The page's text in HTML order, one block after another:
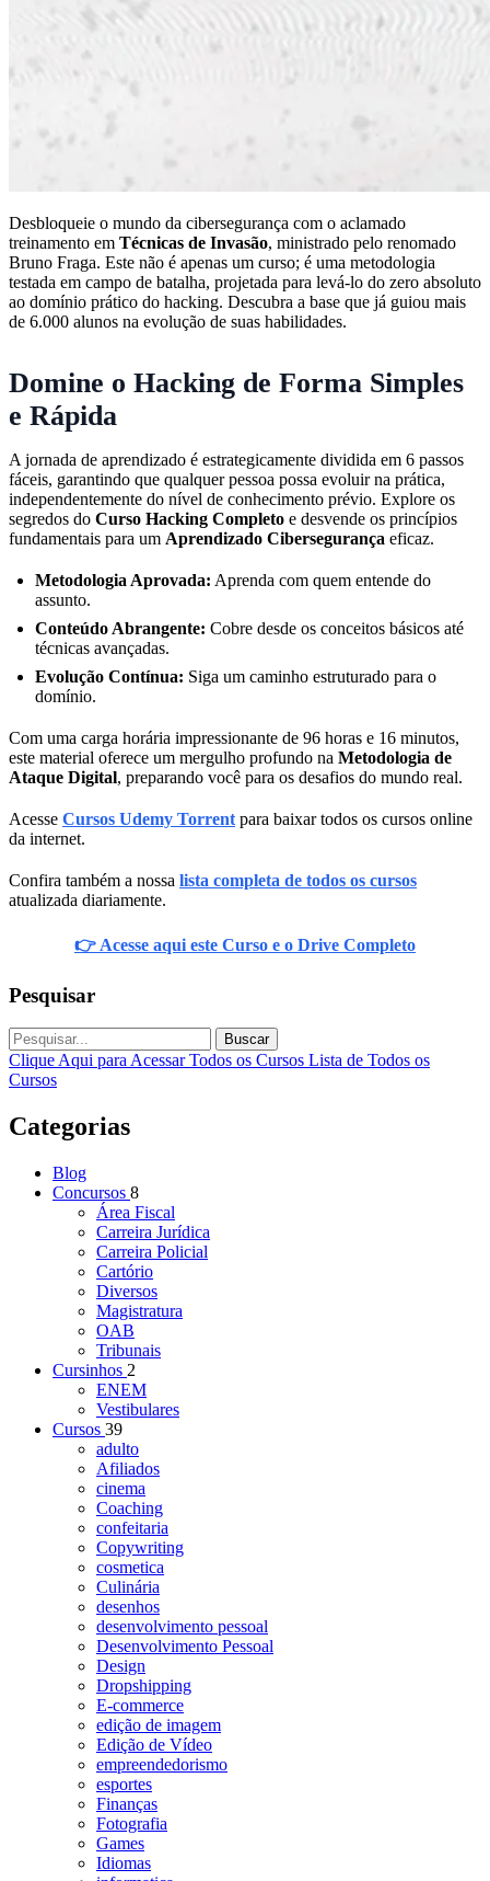
Desbloqueie o mundo da cibersegurança com o aclamado
treinamento em Técnicas de Invasão, ministrado pelo renomado
Bruno Fraga. Este não é apenas um curso; é uma metodologia
testada em campo de batalha, projetada para levá-lo do zero absoluto
ao domínio prático do hacking. Descubra a base que já guiou mais
de 6.000 alunos na evolução de suas habilidades.
Domine o Hacking de Forma Simples
e Rápida
A jornada de aprendizado é estrategicamente dividida em 6 passos
fáceis, garantindo que qualquer pessoa possa evoluir na prática,
independentemente do nível de conhecimento prévio. Explore os
segredos do Curso Hacking Completo e desvende os princípios
fundamentais para um Aprendizado Cibersegurança eficaz.
Metodologia Aprovada: Aprenda com quem entende do
assunto.
Conteúdo Abrangente: Cobre desde os conceitos básicos até
técnicas avançadas.
Evolução Contínua: Siga um caminho estruturado para o
domínio.
Com uma carga horária impressionante de 96 horas e 16 minutos,
este material oferece um mergulho profundo na Metodologia de
Ataque Digital, preparando você para os desafios do mundo real.
Acesse Cursos Udemy Torrent para baixar todos os cursos online
da internet.
Confira também a nossa lista completa de todos os cursos
atualizada diariamente.
👉 Acesse aqui este Curso e o Drive Completo
Pesquisar
Buscar
Clique Aqui para Acessar Todos os Cursos Lista de Todos os
Cursos
Categorias
Blog
Concursos 8
Área Fiscal
Carreira Jurídica
Carreira Policial
Cartório
Diversos
Magistratura
OAB
Tribunais
Cursinhos 2
ENEM
Vestibulares
Cursos 39
adulto
Afiliados
cinema
Coaching
confeitaria
Copywriting
cosmetica
Culinária
desenhos
desenvolvimento pessoal
Desenvolvimento Pessoal
Design
Dropshipping
E-commerce
edição de imagem
Edição de Vídeo
empreendedorismo
esportes
Finanças
Fotografia
Games
Idiomas